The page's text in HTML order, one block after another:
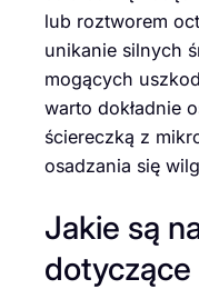
lub roztworem
unikanie silnych
mogących
warto dokładnie
ściereczką z
osadzania się
Jakie są
dotyczące